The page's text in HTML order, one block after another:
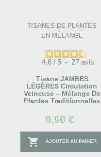
TISANES DE PLANTES
EN MÉLANGE
4.6 / 5 - 27 avis
Tisane JAMBES
LÉGÈRES Circulation
Veineuse – Mélange De
Plantes Traditionnelles
9,90 €
 AJOUTER AU PANIER